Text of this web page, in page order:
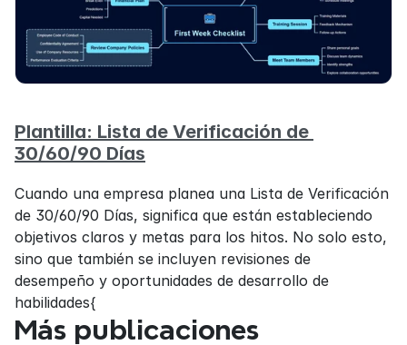
Plantilla: Lista de Verificación de
30/60/90 Días
Cuando una empresa planea una Lista de Verificación
de 30/60/90 Días, significa que están estableciendo
objetivos claros y metas para los hitos. No solo esto,
sino que también se incluyen revisiones de
desempeño y oportunidades de desarrollo de
habilidades{
Más publicaciones